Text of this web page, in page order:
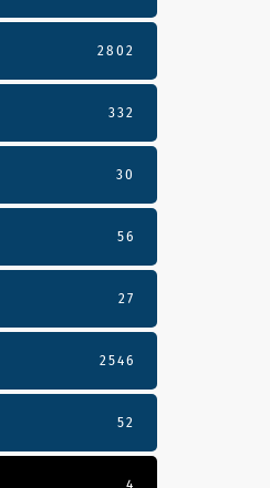
2802
332
30
56
27
2546
52
4